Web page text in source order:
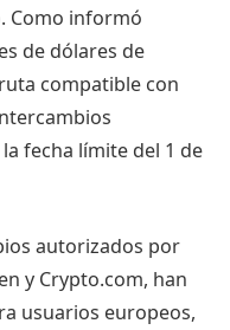
Como informó
de dólares de
compatible con
fecha límite del 1 de
autorizados por
y Crypto.com, han
usuarios europeos,